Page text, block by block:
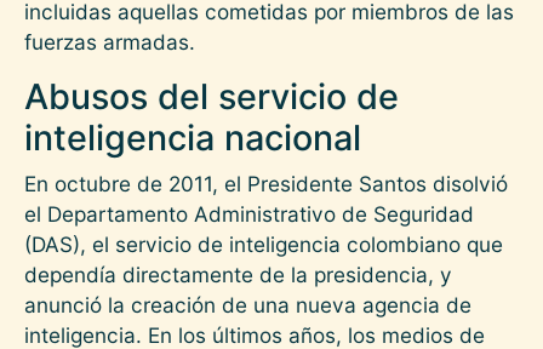
incluidas aquellas cometidas por miembros de las
fuerzas armadas.
Abusos del servicio de
inteligencia nacional
En octubre de 2011, el Presidente Santos disolvió
el Departamento Administrativo de Seguridad
(DAS), el servicio de inteligencia colombiano que
dependía directamente de la presidencia, y
anunció la creación de una nueva agencia de
inteligencia. En los últimos años, los medios de